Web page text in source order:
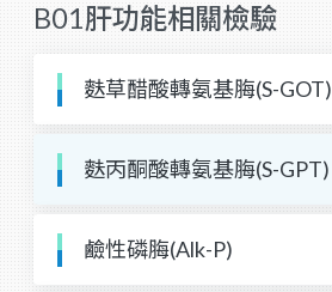
B01肝功能相關檢驗
麩草醋酸轉氨基脢(S-GOT)
麩丙酮酸轉氨基脢(S-GPT)
鹼性磷脢(Alk-P)